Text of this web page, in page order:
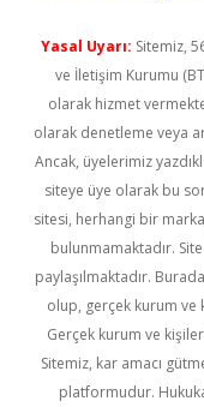
Yasal Uyarı: Sitemiz,
ve İletişim Kurumu
olarak hizmet
olarak denetleme veya
Ancak, üyelerimiz
siteye üye olarak bu
sitesi, herhangi bir
bulunmamaktadır.
paylaşılmaktadır.
olup, gerçek kurum ve
Gerçek kurum ve
Sitemiz, kar amacı
platformudur.